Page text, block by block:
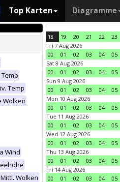
Top Karten Diagramme
Temp
Wolken
Wind
Mittl. Wolken
18 19 20 21 22 23
Fri 7 Aug 2026
00
01 02 03 04 05
Sat 8 Aug 2026
00
01 02 03 04 05
Sun 9 Aug 2026
00
01 02 03 04 05
Mon 10 Aug 2026
00
01 02 03 04 05
Tue 11 Aug 2026
00
01 02 03 04 05
Wed 12 Aug 2026
00
01 02 03 04 05
Thu 13 Aug 2026
00
01 02 03 04 05
Fri 14 Aug 2026
00
01 02 03 04 05